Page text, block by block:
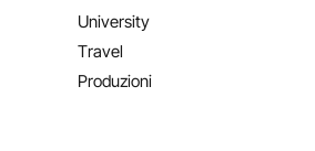
University
Travel
Produzioni